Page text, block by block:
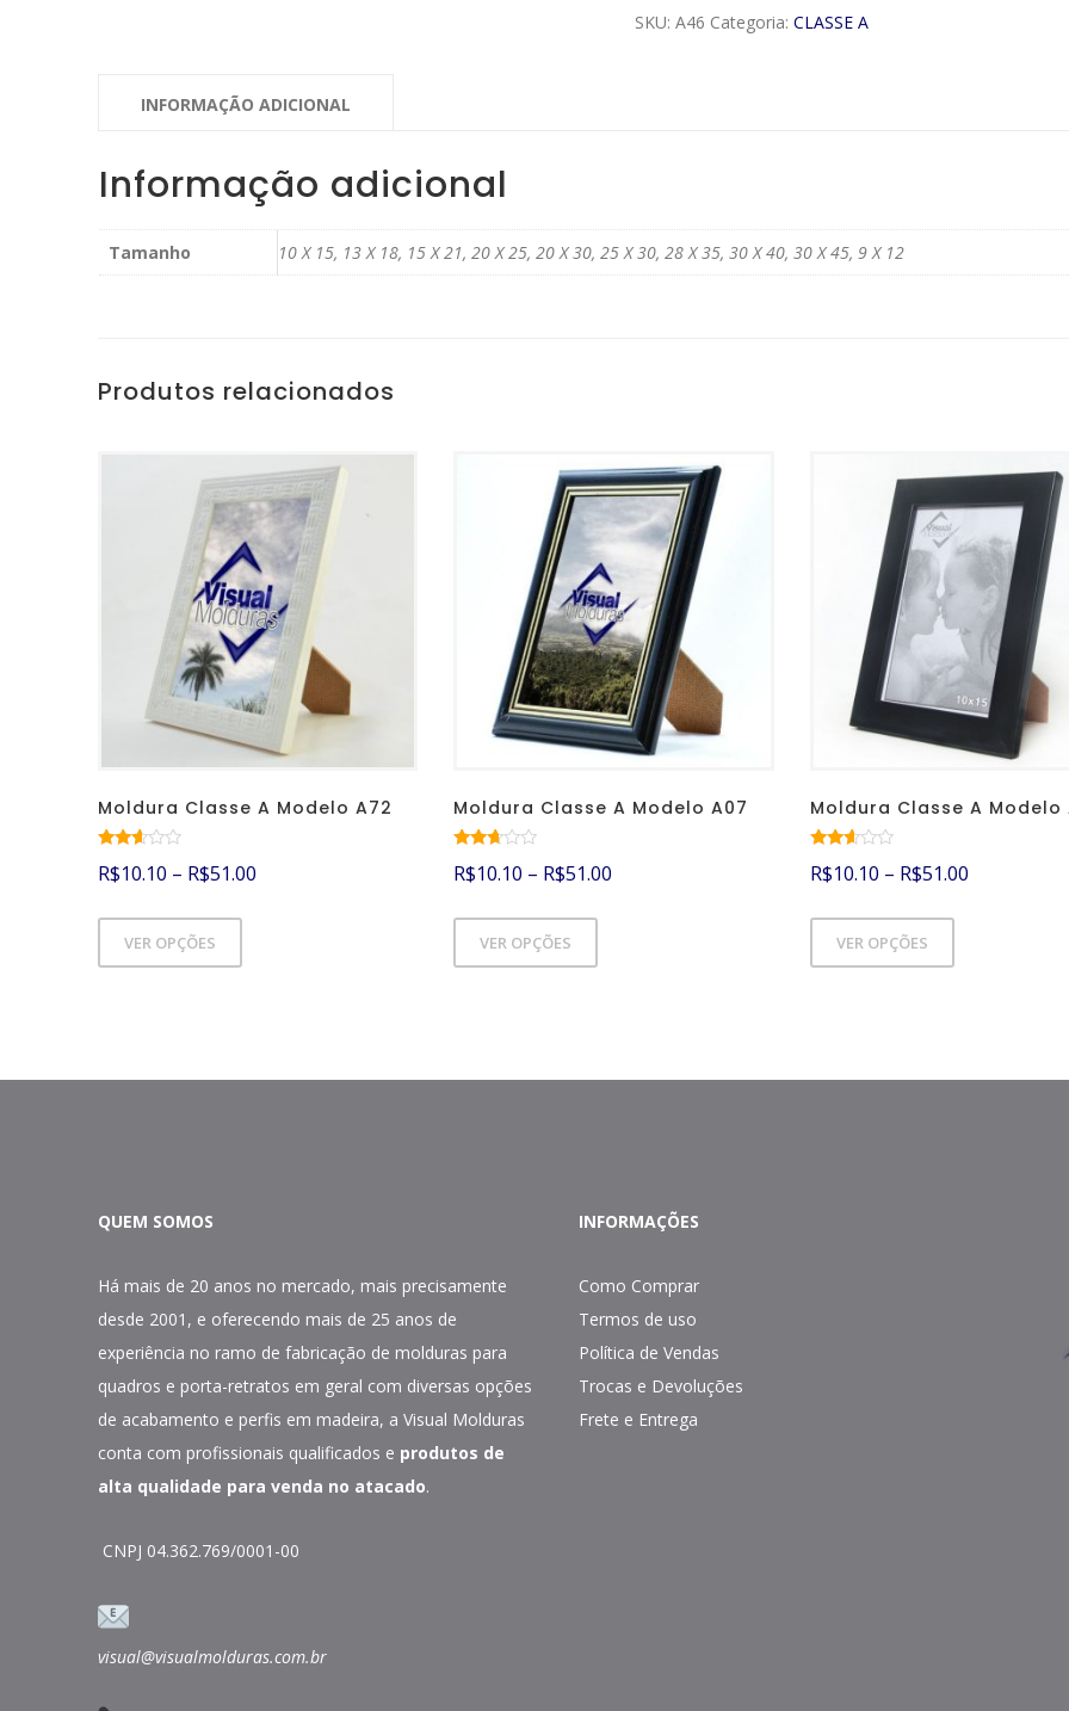
Modelo
SKU: A46 Categoria: CLASSE A
INFORMAÇÃO ADICIONAL
Informação adicional
Tamanho 10 X 15, 13 X 18, 15 X 21, 20 X 25, 20 X 30, 25 X 30, 28 X 35, 30 X 40, 30 X 45, 9 X 12
Produtos relacionados
Moldura Classe A Modelo A72
ção
R$10.10 – R$51.00
VER OPÇÕES
Moldura Classe A Modelo A07
ção
R$10.10 – R$51.00
VER OPÇÕES
Moldura Classe A Modelo
ção
R$10.10 – R$51.00
VER OPÇÕES
QUEM SOMOS
Há mais de 20 anos no mercado, mais precisamente
desde 2001, e oferecendo mais de 25 anos de
experiência no ramo de fabricação de molduras para
quadros e porta-retratos em geral com diversas opções
de acabamento e perfis em madeira, a Visual Molduras
conta com profissionais qualificados e produtos de
alta qualidade para venda no atacado.
CNPJ 04.362.769/0001-00
visual@visualmolduras.com.br
INFORMAÇÕES
Como Comprar
Termos de uso
Política de Vendas
Trocas e Devoluções
Frete e Entrega